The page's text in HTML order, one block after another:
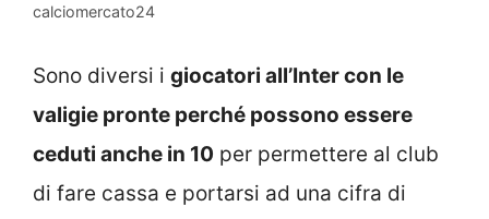
calciomercato24
Sono diversi i giocatori all’Inter con le
valigie pronte perché possono essere
ceduti anche in 10 per permettere al club
di fare cassa e portarsi ad una cifra di